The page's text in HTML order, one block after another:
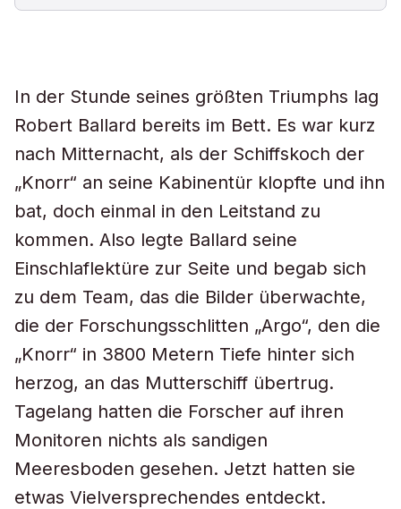
In der Stunde seines größten Triumphs lag
Robert Ballard bereits im Bett. Es war kurz
nach Mitternacht, als der Schiffskoch der
„Knorr“ an seine Kabinentür klopfte und ihn
bat, doch einmal in den Leitstand zu
kommen. Also legte Ballard seine
Einschlaflektüre zur Seite und begab sich
zu dem Team, das die Bilder überwachte,
die der Forschungsschlitten „Argo“, den die
„Knorr“ in 3800 Metern Tiefe hinter sich
herzog, an das Mutterschiff übertrug.
Tagelang hatten die Forscher auf ihren
Monitoren nichts als sandigen
Meeresboden gesehen. Jetzt hatten sie
etwas Vielversprechendes entdeckt.